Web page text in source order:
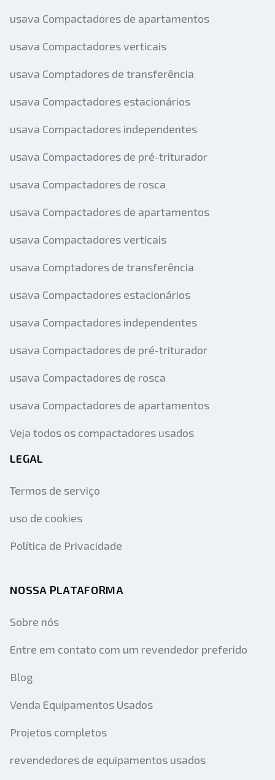
usava Compactadores de apartamentos
usava Compactadores verticais
usava Comptadores de transferência
usava Compactadores estacionários
usava Compactadores independentes
usava Compactadores de pré-triturador
usava Compactadores de rosca
usava Compactadores de apartamentos
usava Compactadores verticais
usava Comptadores de transferência
usava Compactadores estacionários
usava Compactadores independentes
usava Compactadores de pré-triturador
usava Compactadores de rosca
usava Compactadores de apartamentos
Veja todos os compactadores usados
LEGAL
Termos de serviço
uso de cookies
Política de Privacidade
NOSSA PLATAFORMA
Sobre nós
Entre em contato com um revendedor preferido
Blog
Venda Equipamentos Usados
Projetos completos
revendedores de equipamentos usados